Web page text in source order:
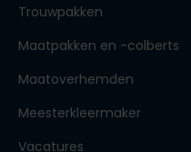
Trouwpakken
Maatpakken en -colberts
Maatoverhemden
Meesterkleermaker
Vacatures